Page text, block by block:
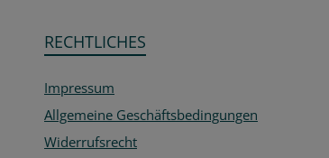
RECHTLICHES
Impressum
Allgemeine Geschäftsbedingungen
Widerrufsrecht